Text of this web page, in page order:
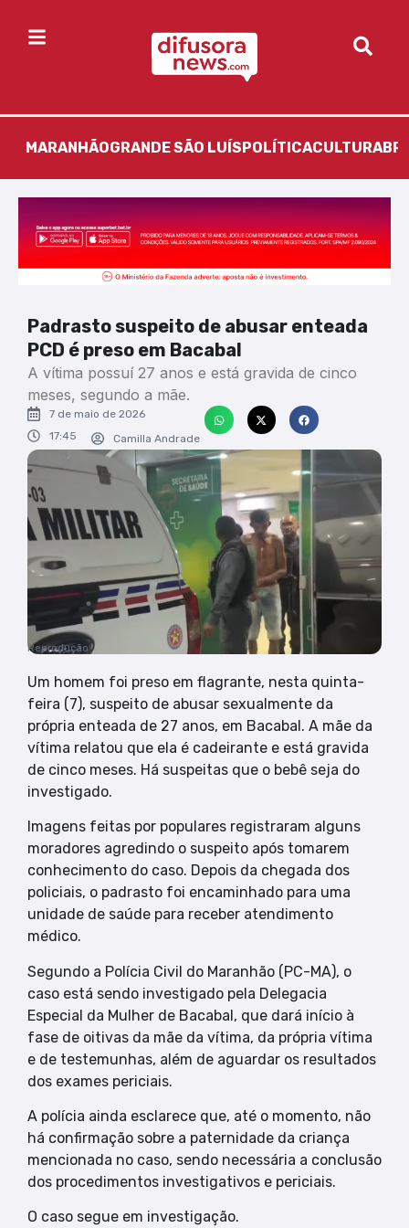
MARANHÃOGRANDE SÃO LUÍS POLÍTICACULTURA
Padrasto suspeito de abusar enteada
PCD é preso em Bacabal
A vítima possuí 27 anos e está gravida de cinco
meses, segundo a mãe.
7 de maio de 2026
17:45
Camilla Andrade
Reprodução
Um homem foi preso em flagrante, nesta quinta-
feira (7), suspeito de abusar sexualmente da
própria enteada de 27 anos, em Bacabal. A mãe da
vítima relatou que ela é cadeirante e está gravida
de cinco meses. Há suspeitas que o bebê seja do
investigado.
Imagens feitas por populares registraram alguns
moradores agredindo o suspeito após tomarem
conhecimento do caso. Depois da chegada dos
policiais, o padrasto foi encaminhado para uma
unidade de saúde para receber atendimento
médico.
Segundo a Polícia Civil do Maranhão (PC-MA), o
caso está sendo investigado pela Delegacia
Especial da Mulher de Bacabal, que dará início à
fase de oitivas da mãe da vítima, da própria vítima
e de testemunhas, além de aguardar os resultados
dos exames periciais.
A polícia ainda esclarece que, até o momento, não
há confirmação sobre a paternidade da criança
mencionada no caso, sendo necessária a conclusão
dos procedimentos investigativos e periciais.
O caso segue em investigação.